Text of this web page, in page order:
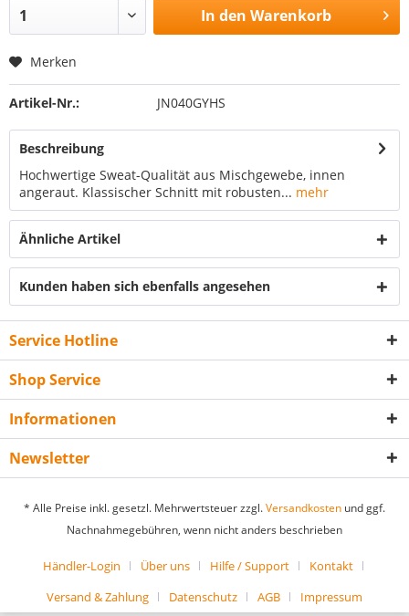
In den Warenkorb
Merken
Artikel-Nr.: JN040GYHS
Beschreibung
Hochwertige Sweat-Qualität aus Mischgewebe, innen
angeraut. Klassischer Schnitt mit robusten... mehr
Ähnliche Artikel
Kunden haben sich ebenfalls angesehen
Service Hotline
Shop Service
Informationen
Newsletter
* Alle Preise inkl. gesetzl. Mehrwertsteuer zzgl.Versandkosten und ggf.
Nachnahmegebühren, wenn nicht anders beschrieben
Händler-Login Über uns Hilfe / Support
Kontakt
Versand & Zahlung
Datenschutz AGB Impressum